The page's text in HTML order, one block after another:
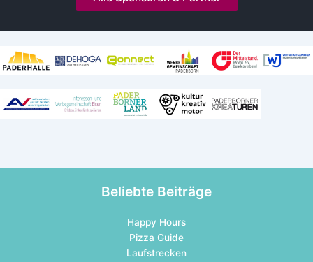
Beliebte Beiträge
Happy Hours
Pizza Guide
Laufstrecken